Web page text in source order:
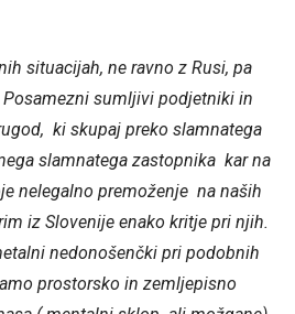
situacijah, ne ravno z Rusi, pa
Posamezni sumljivi podjetniki in
ki skupaj preko slamnatega
slamnatega zastopnika kar na
nelegalno premoženje na naših
iz Slovenije enako kritje pri njih.
nedonošenčki pri podobnih
prostorsko in zemljepisno